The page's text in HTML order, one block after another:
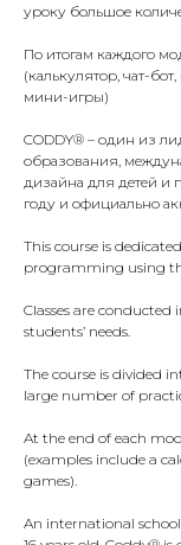
уроку большое
По итогам каждого
(калькулятор, чат-
мини-игры)
CODDY® – один из
образования,
дизайна для детей и
году и официально
This course is
programming using
Classes are
students’ needs.
The course is divided
large number of
At the end of each
(examples include a
games).
An international